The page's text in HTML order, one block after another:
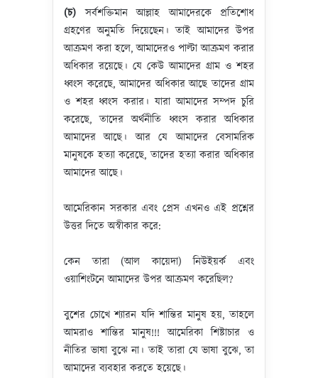
(চ) সর্বশক্তিমান আল্লাহ আমাদেরকে প্রতিশোধ
গ্রহণের অনুমতি দিয়েছেন। তাই আমাদের উপর
আক্রমণ করা হলে, আমাদেরও পাল্টা আক্রমণ করার
অধিকার রয়েছে। যে কেউ আমাদের গ্রাম ও শহর
ধ্বংস করেছে, আমাদের অধিকার আছে তাদের গ্রাম
ও শহর ধ্বংস করার। যারা আমাদের সম্পদ চুরি
করেছে, তাদের অর্থনীতি ধ্বংস করার অধিকার
আমাদের আছে। আর যে আমাদের বেসামরিক
মানুষকে হত্যা করেছে, তাদের হত্যা করার অধিকার
আমাদের আছে।
আমেরিকান সরকার এবং প্রেস এখনও এই প্রশ্নের
উত্তর দিতে অস্বীকার করে:
কেন তারা (আল কায়েদা) নিউইয়র্ক এবং
ওয়াশিংটনে আমাদের উপর আক্রমণ করেছিল?
বুশের চোখে শ্যারন যদি শান্তির মানুষ হয়, তাহলে
আমরাও শান্তির মানুষ!!! আমেরিকা শিষ্টাচার ও
নীতির ভাষা বুঝে না। তাই তারা যে ভাষা বুঝে, তা
আমাদের ব্যবহার করতে হয়েছে।